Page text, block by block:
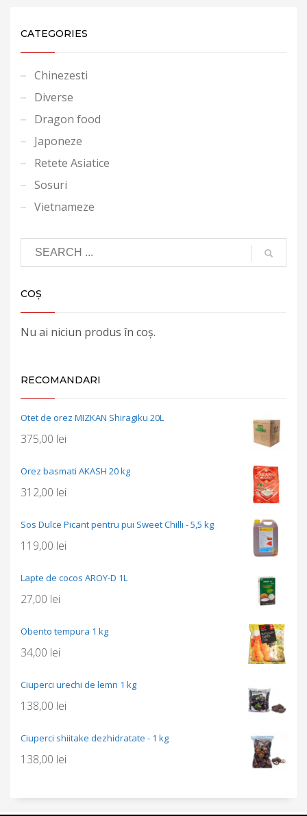
CATEGORIES
Chinezesti
Diverse
Dragon food
Japoneze
Retete Asiatice
Sosuri
Vietnameze
COȘ
Nu ai niciun produs în coș.
RECOMANDARI
Otet de orez MIZKAN Shiragiku 20L
375,00 lei
Orez basmati AKASH 20 kg
312,00 lei
Sos Dulce Picant pentru pui Sweet Chilli - 5,5 kg
119,00 lei
Lapte de cocos AROY-D 1L
27,00 lei
Obento tempura 1 kg
34,00 lei
Ciuperci urechi de lemn 1 kg
138,00 lei
Ciuperci shiitake dezhidratate - 1 kg
138,00 lei